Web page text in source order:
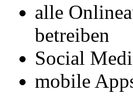
alle
betreiben
Social
mobile